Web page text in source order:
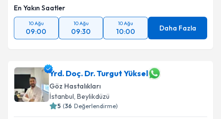
En Yakın Saatler
10 Ağu
09:00
10 Ağu
09:30
10 Ağu
10:00 Daha Fazla
Yrd. Doç. Dr. Turgut Yüksel
Göz Hastalıkları
İstanbul, Beylikdüzü
5 (36 Değerlendirme)